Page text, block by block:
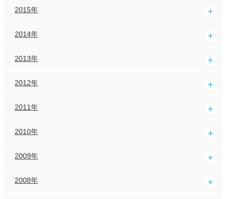
2015年
2014年
2013年
2012年
2011年
2010年
2009年
2008年